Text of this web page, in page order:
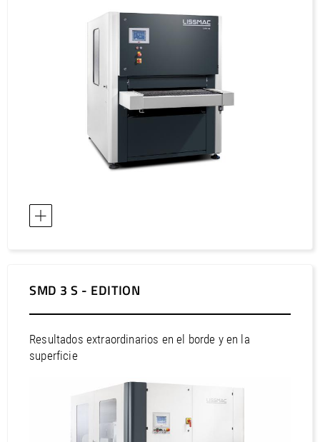
SMD 3 S - EDITION
Resultados extraordinarios en el borde y en la
superficie